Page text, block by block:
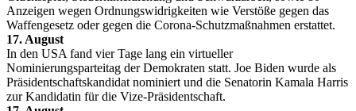
Anzeigen wegen Ordnungswidrigkeiten wie Verstöße gegen das
Waffengesetz oder gegen die Corona-Schutzmaßnahmen erstattet.
17. August
In den USA fand vier Tage lang ein virtueller
Nominierungsparteitag der Demokraten statt. Joe Biden wurde als
Präsidentschaftskandidat nominiert und die Senatorin Kamala Harris
zur Kandidatin für die Vize-Präsidentschaft.